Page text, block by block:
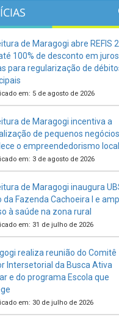
de Maragogi abre REFIS
100% de desconto em
para regularização de
em: 5 de agosto de 2026
de Maragogi incentiva a
de pequenos
o empreendedorismo local
em: 3 de agosto de 2026
de Maragogi inaugura
da Fazenda Cachoeira I e
à saúde na zona rural
em: 31 de julho de 2026
realiza reunião do Comitê
Intersetorial da Busca Ativa
e do programa Escola que
em: 30 de julho de 2026